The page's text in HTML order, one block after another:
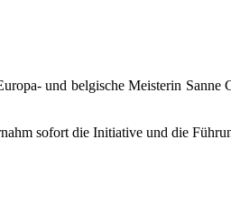
und belgische Meisterin Sanne
sofort die Initiative und die